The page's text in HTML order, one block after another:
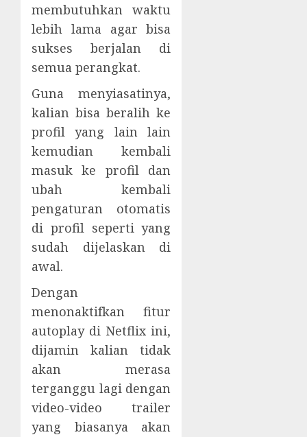
membutuhkan waktu
lebih lama agar bisa
sukses berjalan di
semua perangkat.
Guna menyiasatinya,
kalian bisa beralih ke
profil yang lain lain
kemudian kembali
masuk ke profil dan
ubah kembali
pengaturan otomatis
di profil seperti yang
sudah dijelaskan di
awal.
Dengan
menonaktifkan fitur
autoplay di Netflix ini,
dijamin kalian tidak
akan merasa
terganggu lagi dengan
video-video trailer
yang biasanya akan